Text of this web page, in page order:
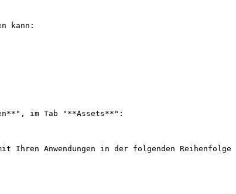
kann:
im Tab "**Assets**":
Anwendungen in der folgenden Reihenfolge